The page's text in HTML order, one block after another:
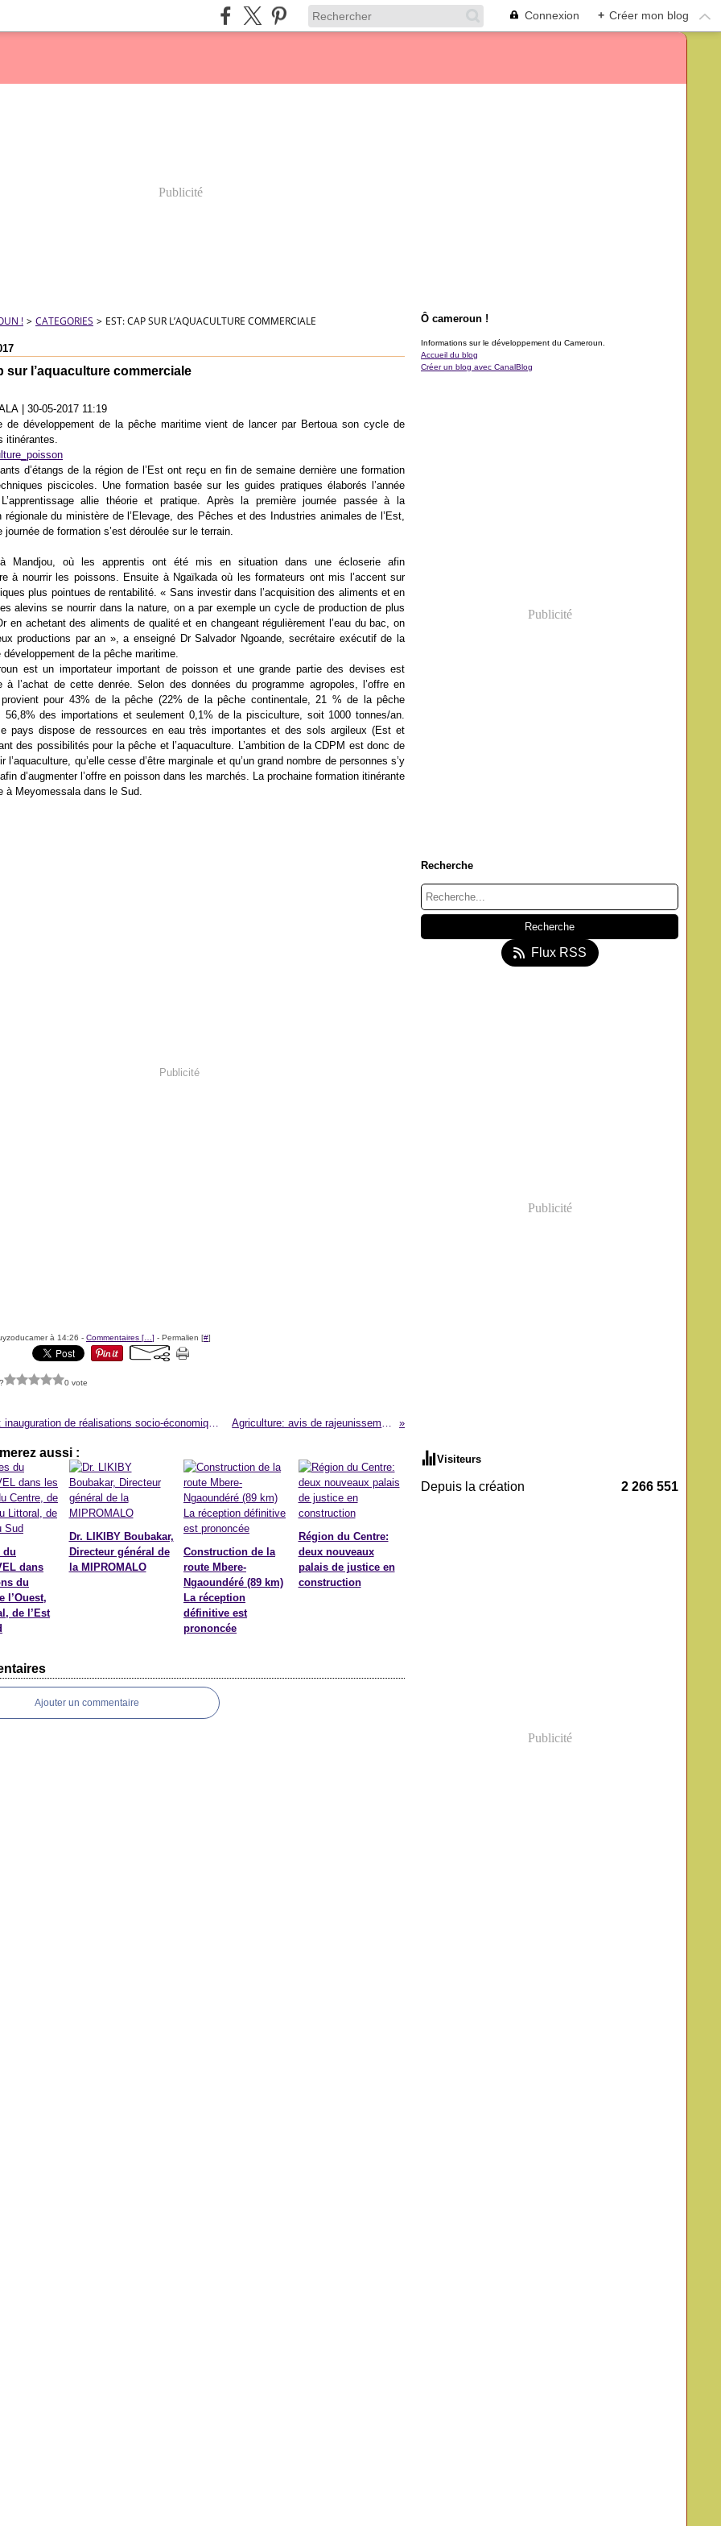
Connexion + Créer mon blog
Publicité
! > CATEGORIES > EST: CAP SUR L’AQUACULTURE COMMERCIALE
sur l’aquaculture commerciale
30-05-2017 11:19
de développement de la pêche maritime vient de lancer par Bertoua son cycle de
itinérantes.
d’étangs de la région de l’Est ont reçu en fin de semaine dernière une formation
piscicoles. Une formation basée sur les guides pratiques élaborés l’année
allie théorie et pratique. Après la première journée passée à la
régionale du ministère de l’Elevage, des Pêches et des Industries animales de l’Est,
journée de formation s’est déroulée sur le terrain.
à Mandjou, où les apprentis ont été mis en situation dans une écloserie afin
à nourrir les poissons. Ensuite à Ngaïkada où les formateurs ont mis l’accent sur
plus pointues de rentabilité. « Sans investir dans l’acquisition des aliments et en
alevins se nourrir dans la nature, on a par exemple un cycle de production de plus
en achetant des aliments de qualité et en changeant régulièrement l’eau du bac, on
productions par an », a enseigné Dr Salvador Ngoande, secrétaire exécutif de la
développement de la pêche maritime.
est un importateur important de poisson et une grande partie des devises est
à l’achat de cette denrée. Selon des données du programme agropoles, l’offre en
pour 43% de la pêche (22% de la pêche continentale, 21 % de la pêche
56,8% des importations et seulement 0,1% de la pisciculture, soit 1000 tonnes/an.
pays dispose de ressources en eau très importantes et des sols argileux (Est et
des possibilités pour la pêche et l’aquaculture. L’ambition de la CDPM est donc de
l’aquaculture, qu’elle cesse d’être marginale et qu’un grand nombre de personnes s’y
d’augmenter l’offre en poisson dans les marchés. La prochaine formation itinérante
à Meyomessala dans le Sud.
Publicité
à 14:26 - Commentaires [ ] - Permalien [#]
0 vote
Bagofit: inauguration de réalisations socio-économiques Agriculture: avis de rajeunissement
aussi :
du
dans
du
l’Ouest,
de l’Est
Dr. LIKIBY Boubakar,
Directeur général de
la MIPROMALO
Construction de la
route Mbere-
Ngaoundéré (89 km)
La réception
définitive est
prononcée
Région du Centre:
deux nouveaux
palais de justice en
construction
Ajouter un commentaire
Ô cameroun !
Informations sur le développement du Cameroun.
Accueil du blog
Créer un blog avec CanalBlog
Publicité
Recherche
Flux RSS
Publicité
Visiteurs
Depuis la création 2 266 551
Publicité